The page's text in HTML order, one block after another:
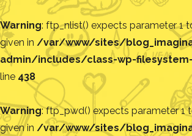
Warning: ftp_nlist() expects parameter 1
given in /var/www/sites/
admin/includes/class-wp-
line 438
Warning: ftp_pwd() expects parameter 1
given in /var/www/sites/